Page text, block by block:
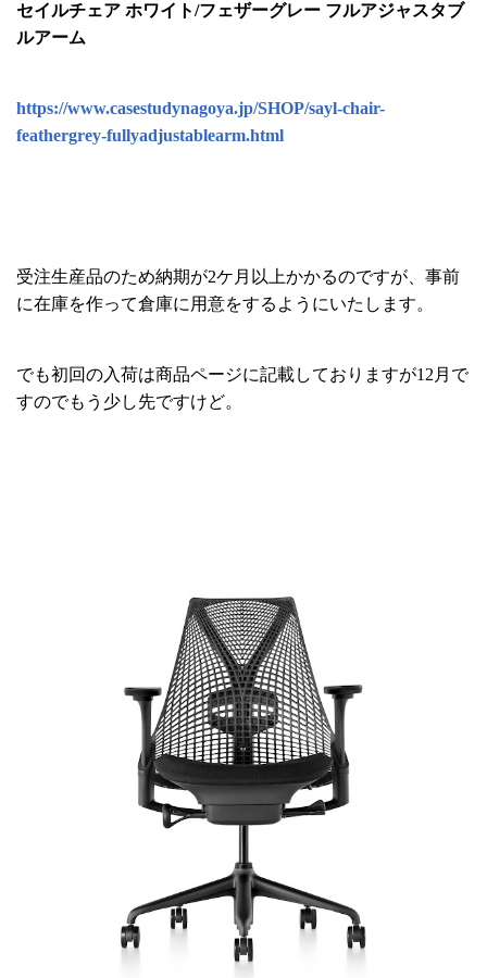
セイルチェア ホワイト/フェザーグレー フルアジャスタブ
ルアーム
https://www.casestudynagoya.jp/SHOP/sayl-chair-
feathergrey-fullyadjustablearm.html
受注生産品のため納期が2ケ月以上かかるのですが、事前
に在庫を作って倉庫に用意をするようにいたします。
でも初回の入荷は商品ページに記載しておりますが12月で
すのでもう少し先ですけど。